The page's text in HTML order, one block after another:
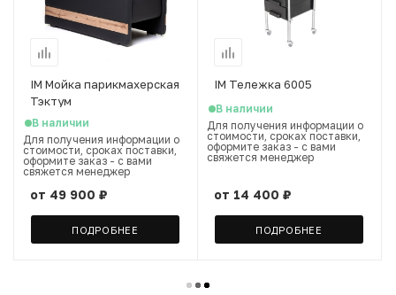
IM Мойка парикмахерская
Тэктум
В наличии
Для получения информации о
стоимости, сроках поставки,
оформите заказ - с вами
свяжется менеджер
от 49 900 ₽
ПОДРОБНЕЕ
IM Тележка 6005
В наличии
Для получения информации о
стоимости, сроках поставки,
оформите заказ - с вами
свяжется менеджер
от 14 400 ₽
ПОДРОБНЕЕ